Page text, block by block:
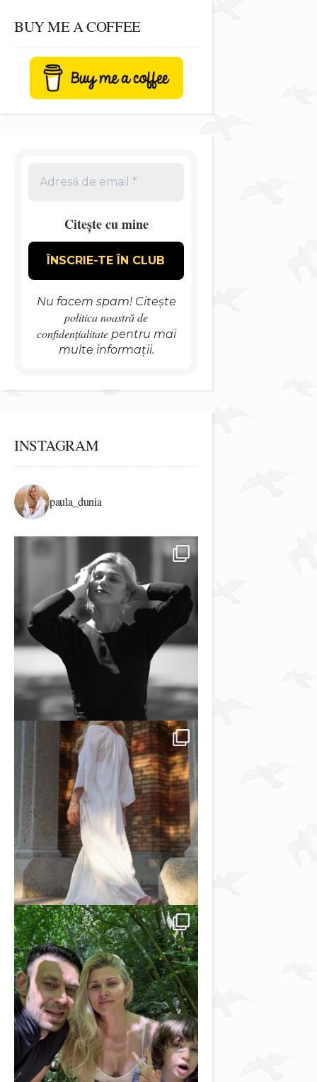
BUY ME A COFFEE
Citește cu mine
Nu facem spam! Citește
politica noastră de
confidențialitatepentru mai
multe informații.
INSTAGRAM
paula_dunia